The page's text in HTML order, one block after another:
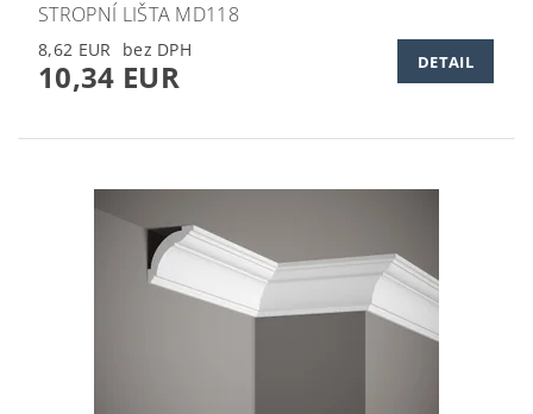
STROPNÍ LIŠTA MD118
8,62 EUR
10,34 EUR DETAIL